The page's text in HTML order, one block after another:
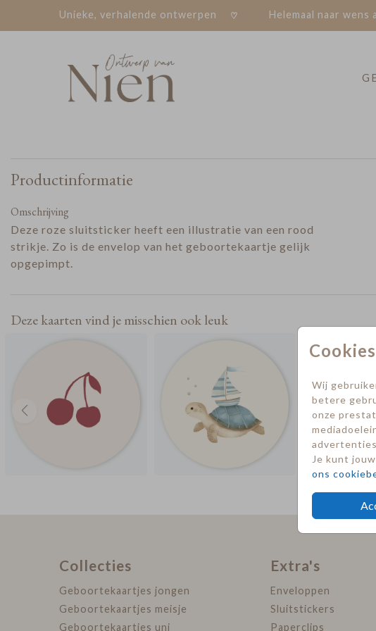
Unieke, verhalende ontwerpen Helemaal naar wens
Cookies
Wij
betere
onze
Je kunt
ons
Productinformatie
Omschrijving
Deze roze sluitsticker heeft een illustratie van een rood
strikje. Zo is de envelop van het geboortekaartje gelijk
opgepimpt.
Deze kaarten vind je misschien ook leuk
Collecties
Geboortekaartjes jongen
Geboortekaartjes meisje
Geboortekaartjes uni
Extra's
Enveloppen
Sluitstickers
Paperclips